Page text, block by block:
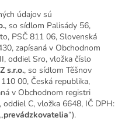
údajov sú
, so sídlom Palisády 56,
PSČ 811 06, Slovenská
zapísaná v Obchodnom
oddiel Sro, vložka číslo
s.r.o., so sídlom Těšnov
00, Česká republika,
v Obchodnom registri
C, vložka 6648, IČ DPH:
prevádzkovatelia“).